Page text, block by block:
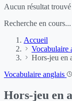
Aucun résultat trouvé
Recherche en cours...
Accueil
Vocabulaire
Hors-jeu en
Vocabulaire anglais
Hors-jeu en